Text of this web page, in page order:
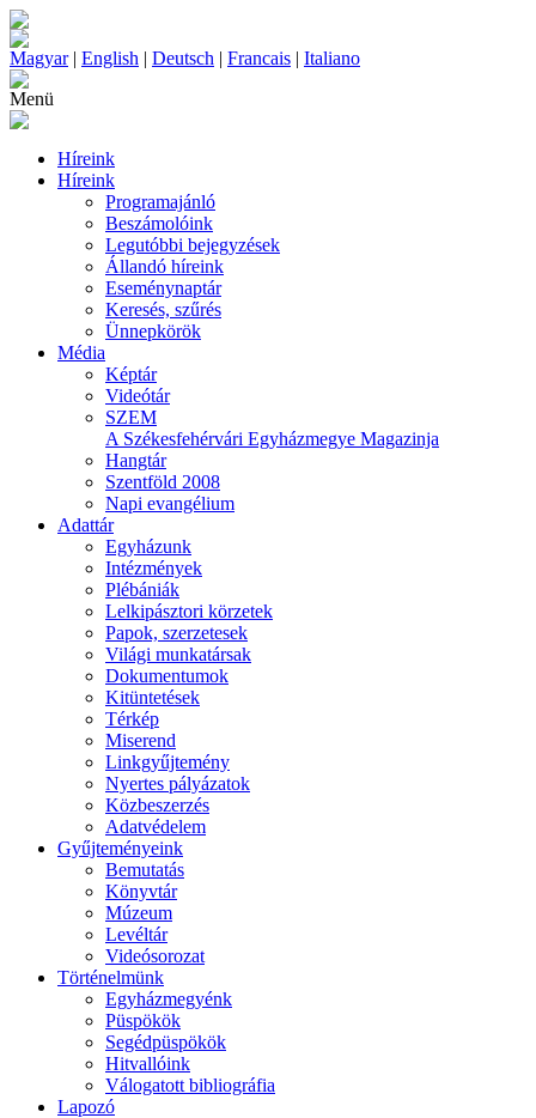
Magyar| English | Deutsch | Francais | Italiano
Menü
Híreink
Híreink
Programajánló
Beszámolóink
Legutóbbi bejegyzések
Állandó híreink
Eseménynaptár
Keresés, szűrés
Ünnepkörök
Média
Képtár
Videótár
SZEM
A Székesfehérvári Egyházmegye Magazinja
Hangtár
Szentföld 2008
Napi evangélium
Adattár
Egyházunk
Intézmények
Plébániák
Lelkipásztori körzetek
Papok, szerzetesek
Világi munkatársak
Dokumentumok
Kitüntetések
Térkép
Miserend
Linkgyűjtemény
Nyertes pályázatok
Közbeszerzés
Adatvédelem
Gyűjteményeink
Bemutatás
Könyvtár
Múzeum
Levéltár
Videósorozat
Történelmünk
Egyházmegyénk
Püspökök
Segédpüspökök
Hitvallóink
Válogatott bibliográfia
Lapozó